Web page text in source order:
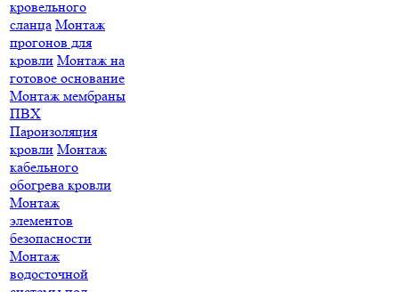
кровельного
сланца Монтаж
прогонов для
кровли Монтаж на
готовое основание
Монтаж мембраны
ПВХ
Пароизоляция
кровли Монтаж
кабельного
обогрева кровли
Монтаж
элементов
безопасности
Монтаж
водосточной